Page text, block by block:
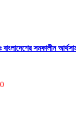
সমকালীন